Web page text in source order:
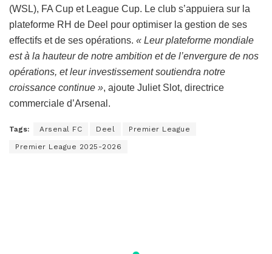
(WSL), FA Cup et League Cup. Le club s’appuiera sur la
plateforme RH de Deel pour optimiser la gestion de ses
effectifs et de ses opérations. « Leur plateforme mondiale
est à la hauteur de notre ambition et de l’envergure de nos
opérations, et leur investissement soutiendra notre
croissance continue », ajoute Juliet Slot, directrice
commerciale d’Arsenal.
Tags: Arsenal FC Deel Premier League
Premier League 2025-2026